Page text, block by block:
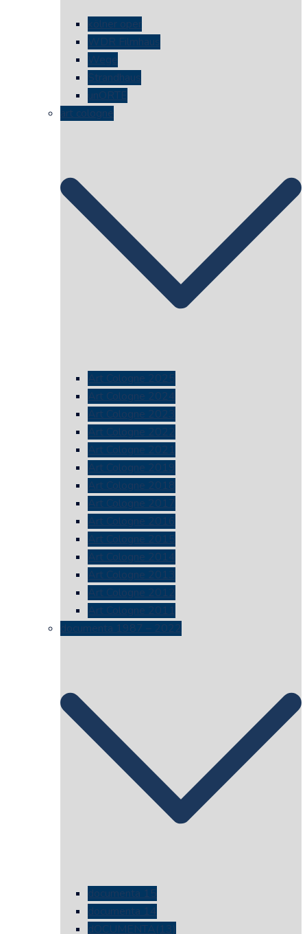
kölner oper
WDR Filmhaus
Wege
Strandhaus
unORTE
art cologne
Art Cologne 2025
Art Cologne 2024
Art Cologne 2023
Art Cologne 2022
Art Cologne 2021
Art Cologne 2019
Art Cologne 2018
Art Cologne 2017
Art Cologne 2016
Art Cologne 2015
Art Cologne 2014
Art Cologne 2013
Art Cologne 2012
Art Cologne 2011
documenta 1987 – 2022
documenta 15
documenta 14
dOCUMENTA(13)